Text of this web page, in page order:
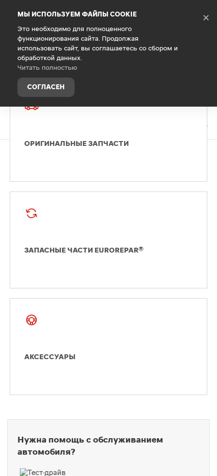
МЫ ИСПОЛЬЗУЕМ ФАЙЛЫ COOKIE
Это необходимо для полноценного
функционирования сайта. Продолжая
использовать сайт, вы соглашаетесь со сбором и
обработкой данных.
Читать полностью
СОГЛАСЕН
×
Главная
Запасные части и аксессуары
ОРИГИНАЛЬНЫЕ ЗАПЧАСТИ
ЗАПАСНЫЕ ЧАСТИ EUROREPAR®
АКСЕССУАРЫ
Нужна помощь с обслуживанием
автомобиля?